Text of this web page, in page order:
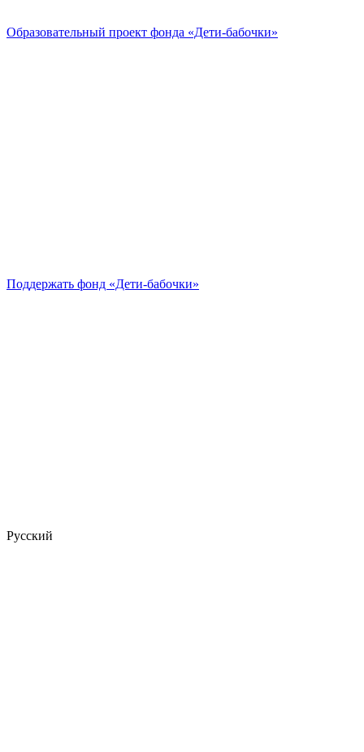
Образовательный проект фонда «Дети-бабочки»
Поддержать фонд «Дети-бабочки»
Русский